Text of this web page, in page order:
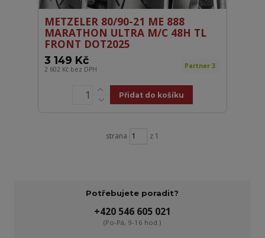
METZELER 80/90-21 ME 888
MARATHON ULTRA M/C 48H TL
FRONT DOT2025
3 149 Kč
2 602 Kč bez DPH Partner 3
Přidat do košíku
strana z 1
Potřebujete poradit?
+420 546 605 021
(Po-Pá, 9-16 hod.)